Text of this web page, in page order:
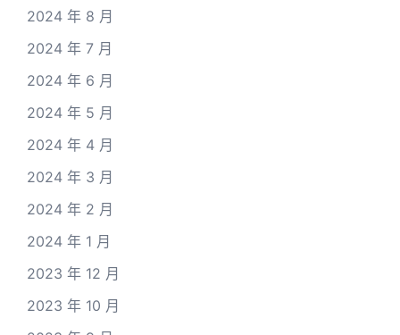
2024 年 8 月
2024 年 7 月
2024 年 6 月
2024 年 5 月
2024 年 4 月
2024 年 3 月
2024 年 2 月
2024 年 1 月
2023 年 12 月
2023 年 10 月